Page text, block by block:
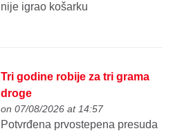
nije igrao košarku
Tri godine robije za tri grama
droge
on 07/08/2026 at 14:57
Potvrđena prvostepena presuda